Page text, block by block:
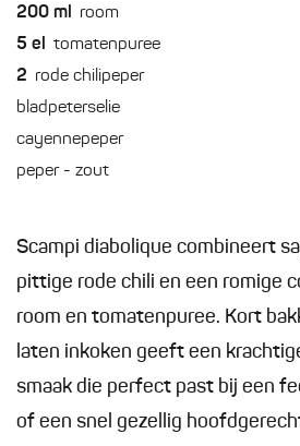
200 ml room
5 el tomatenpuree
2 rode chilipeper
bladpeterselie
cayennepeper
peper - zout
Scampi diabolique combineert
pittige rode chili en een romige
room en tomatenpuree. Kort
laten inkoken geeft een
smaak die perfect past bij een
of een snel gezellig